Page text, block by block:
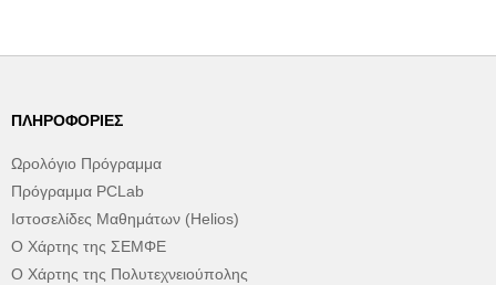
ΠΛΗΡΟΦΟΡΊΕΣ
Ωρολόγιο Πρόγραμμα
Πρόγραμμα PCLab
Ιστοσελίδες Μαθημάτων (Helios)
Ο Χάρτης της ΣΕΜΦΕ
Ο Χάρτης της Πολυτεχνειούπολης